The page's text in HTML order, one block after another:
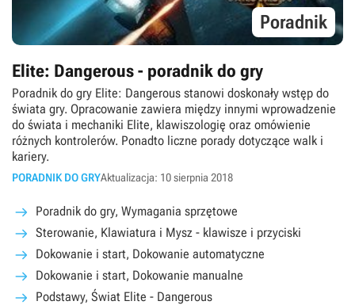
Poradnik
Elite: Dangerous - poradnik do gry
Poradnik do gry Elite: Dangerous stanowi doskonały wstęp do
świata gry. Opracowanie zawiera między innymi wprowadzenie
do świata i mechaniki Elite, klawiszologię oraz omówienie
różnych kontrolerów. Ponadto liczne porady dotyczące walk i
kariery.
PORADNIK DO GRYAktualizacja: 10 sierpnia 2018
Poradnik do gry, Wymagania sprzętowe
Sterowanie, Klawiatura i Mysz - klawisze i przyciski
Dokowanie i start, Dokowanie automatyczne
Dokowanie i start, Dokowanie manualne
Podstawy, Świat Elite - Dangerous